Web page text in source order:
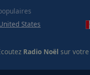
States
Radio Noël sur